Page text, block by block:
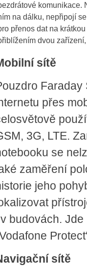
komunikace.
na dálku, nepřipojí
přenos dat na
dvou
sítě
přes
3G, LTE.
se
zaměření
jeho
budovách. Jde
sítě